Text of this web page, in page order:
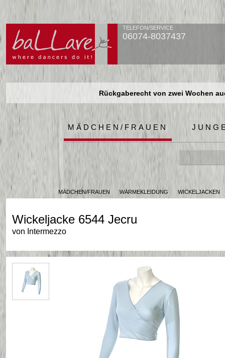
TELEFON/SERVICE
06074-8037437
Rückgaberecht von zwei Wochen
Rückgaberecht von zwei Wochen
MÄDCHEN/FRAUEN
MÄDCHEN/FRAUEN WÄRMEKLEIDUNG WICKELJACKEN
Wickeljacke 6544 Jecru
von Intermezzo